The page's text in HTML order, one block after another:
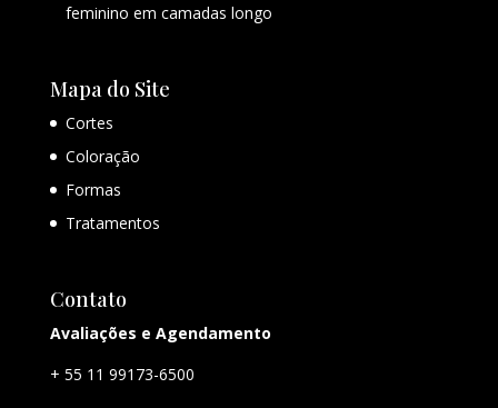
feminino em camadas longo
Mapa do Site
Cortes
Coloração
Formas
Tratamentos
Contato
Avaliações e Agendamento
+ 55 11 99173-6500